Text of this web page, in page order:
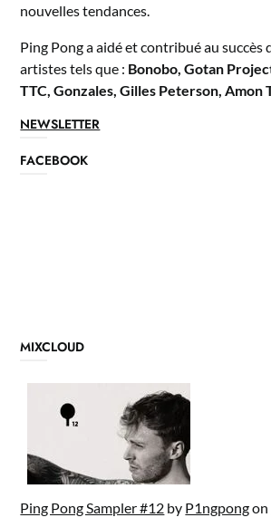
nouvelles tendances.
Ping Pong a aidé et contribué au succès
artistes tels que : Bonobo, Gotan
TTC, Gonzales, Gilles Peterson, Amon
NEWSLETTER
FACEBOOK
MIXCLOUD
Ping Pong Sampler #12 by P1ngpongon